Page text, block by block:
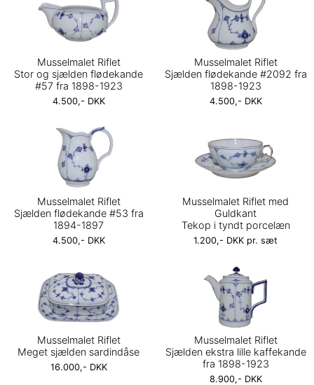
Musselmalet Riflet
Stor og sjælden flødekande
#57 fra 1898-1923
4.500,- DKK
Musselmalet Riflet
Sjælden flødekande #2092 fra
1898-1923
4.500,- DKK
Musselmalet Riflet
Sjælden flødekande #53 fra
1894-1897
4.500,- DKK
Musselmalet Riflet med
Guldkant
Tekop i tyndt porcelæn
1.200,- DKK pr. sæt
Musselmalet Riflet
Meget sjælden sardindåse
16.000,- DKK
Musselmalet Riflet
Sjælden ekstra lille kaffekande
fra 1898-1923
8.900,- DKK